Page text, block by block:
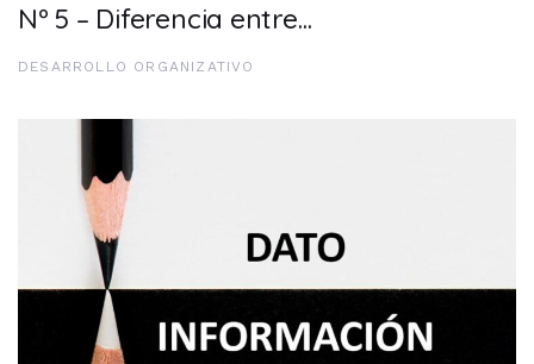
Nº 5 – Diferencia entre…
DESARROLLO ORGANIZATIVO